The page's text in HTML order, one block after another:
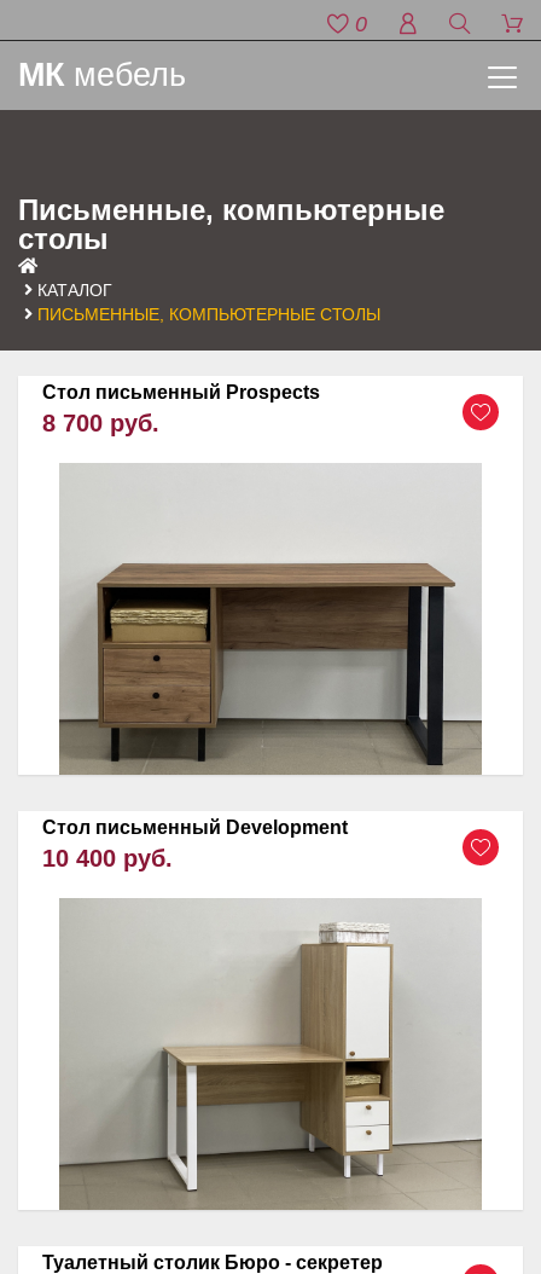
0
МК мебель
Письменные, компьютерные
столы
КАТАЛОГ
ПИСЬМЕННЫЕ, КОМПЬЮТЕРНЫЕ СТОЛЫ
Стол письменный Prospects
8 700 руб.
Стол письменный Development
10 400 руб.
Туалетный столик Бюро - секретер